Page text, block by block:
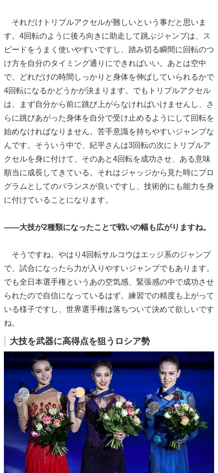
それだけトリプルアクセルが難しいという事だと思いま
す。4回転のように後ろ向きに助走して跳ぶジャンプは、ス
ピードをうまく使いやすいですし、踏み切る瞬間に回転のつ
け方を自分のタイミング通りにできればいい。あとは空中
で、どれだけの時間しっかりと身体を伸ばしていられるかで
4回転になるかどうかが決まります。でもトリプルアクセル
は、まず自分から前に跳び上がらなければいけませんし、さ
らに跳びあがった身体を自分で受け止めるようにして回転を
始めなければなりません。苦手意識を持ちやすいジャンプな
んです。そういう中で、紀平さんは3回転の次にトリプルア
クセルを身に付けて、そのあと4回転を成功させ、ある意味
順当に成長してきている。それはジャッジから見た時にプロ
グラムとしてのバランスが良いですし、技術的にも能力を身
に付けていることになります。
——大技が2種類になったことで戦いの幅も広がりますね。
そうですね。やはり4回転サルコウはエッジ系のジャンプ
で、試合になったら力が入りやすいジャンプでもあります。
でも全日本選手権というあの空気感、緊張感の中で成功させ
られたので自信になっているはず。練習での精度も上がって
いる様子ですし、世界選手権は落ちついて決めて欲しいです
ね。
大技を武器に高得点を狙うロシア勢